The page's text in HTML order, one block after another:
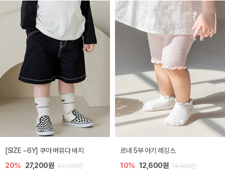
[SIZE ~6Y] 쿠아 버뮤다 바지
20% 27,200원 34,000원
르네 5부 아기 레깅스
10% 12,600원 14,000원